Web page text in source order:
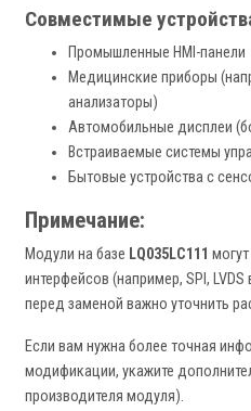
Совместимые
Промышленные HMI-панели
Медицинские приборы
анализаторы)
Автомобильные дисплеи
Встраиваемые системы
Бытовые устройства с
Примечание:
Модули на базе LQ035LC111
интерфейсов (например, SPI,
перед заменой важно уточнить
Если вам нужна более точная
модификации, укажите
производителя модуля).